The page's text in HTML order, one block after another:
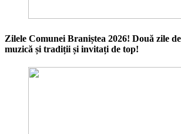
Zilele Comunei Braniștea 2026! Două zile
muzică și tradiții și invitați de top!